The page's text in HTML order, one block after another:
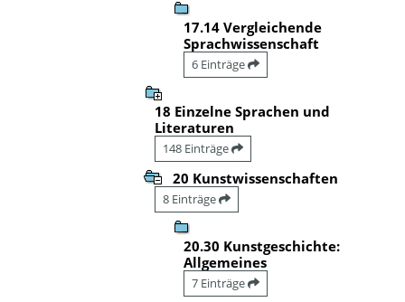
17.14 Vergleichende
Sprachwissenschaft
6 Einträge
18 Einzelne Sprachen und
Literaturen
148 Einträge
20 Kunstwissenschaften
8 Einträge
20.30 Kunstgeschichte:
Allgemeines
7 Einträge